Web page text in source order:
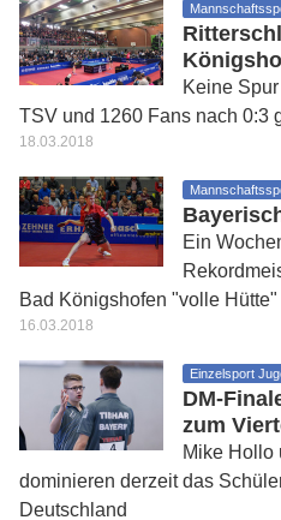
Keine
TSV und 1260 Fans nach 0:3
18.03.2018
Ein
Bad Königshofen "volle Hütte"
16.03.2018
Einzelsport
DM-
zum
Mike Hollo
dominieren derzeit das
Deutschland